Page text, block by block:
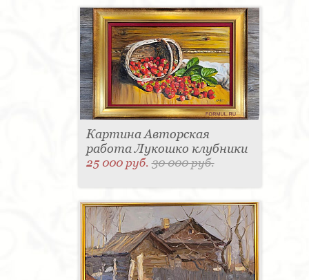
Картина Авторская
работа Лукошко клубники
25 000 руб.30 000 руб.